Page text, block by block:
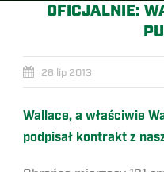
OFICJALNIE:
26 lip 2013
Wallace, a właściwie
podpisał kontrakt z